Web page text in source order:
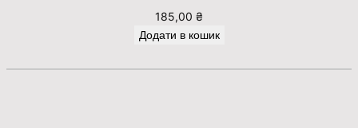
185,00 ₴
Додати в кошик